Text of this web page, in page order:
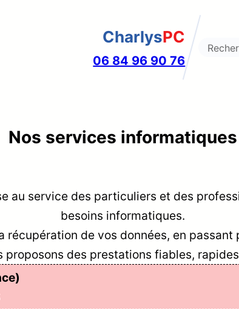
CharlysPC
06 84 96 90 76
Search
Nos services informatiques
au service des particuliers et des
besoins informatiques.
récupération de vos données, en
proposons des prestations fiables,